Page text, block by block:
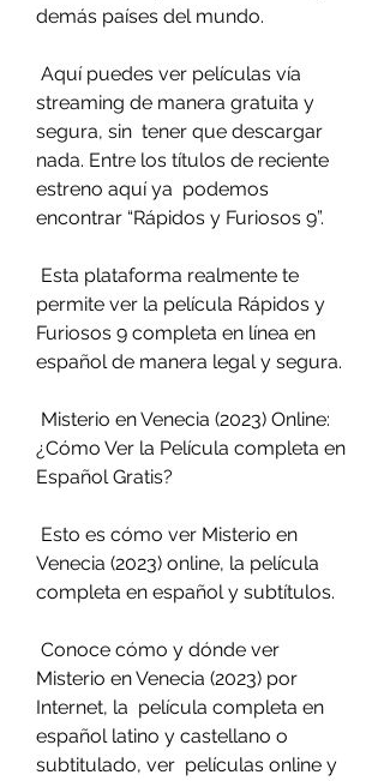
demás países del mundo.
streaming de manera gratuita y
segura, sin  tener que descargar
nada. Entre los títulos de reciente
estreno aquí ya  podemos
encontrar “Rápidos y Furiosos 9”.
permite ver la película Rápidos y
Furiosos 9 completa en línea en
español de manera legal y segura.
¿Cómo Ver la Película completa en
Español Gratis?
Venecia (2023) online, la película
completa en español y subtítulos.
Misterio en Venecia (2023) por
Internet, la  película completa en
español latino y castellano o
subtitulado, ver  películas online y